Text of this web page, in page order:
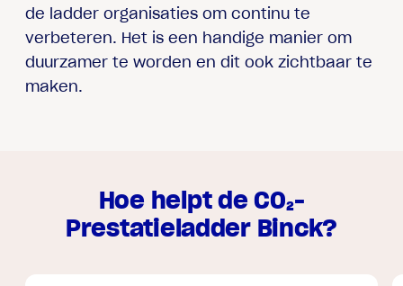
de ladder organisaties om continu te
verbeteren. Het is een handige manier om
duurzamer te worden en dit ook zichtbaar te
maken.
Hoe helpt de CO₂-
Prestatieladder Binck?